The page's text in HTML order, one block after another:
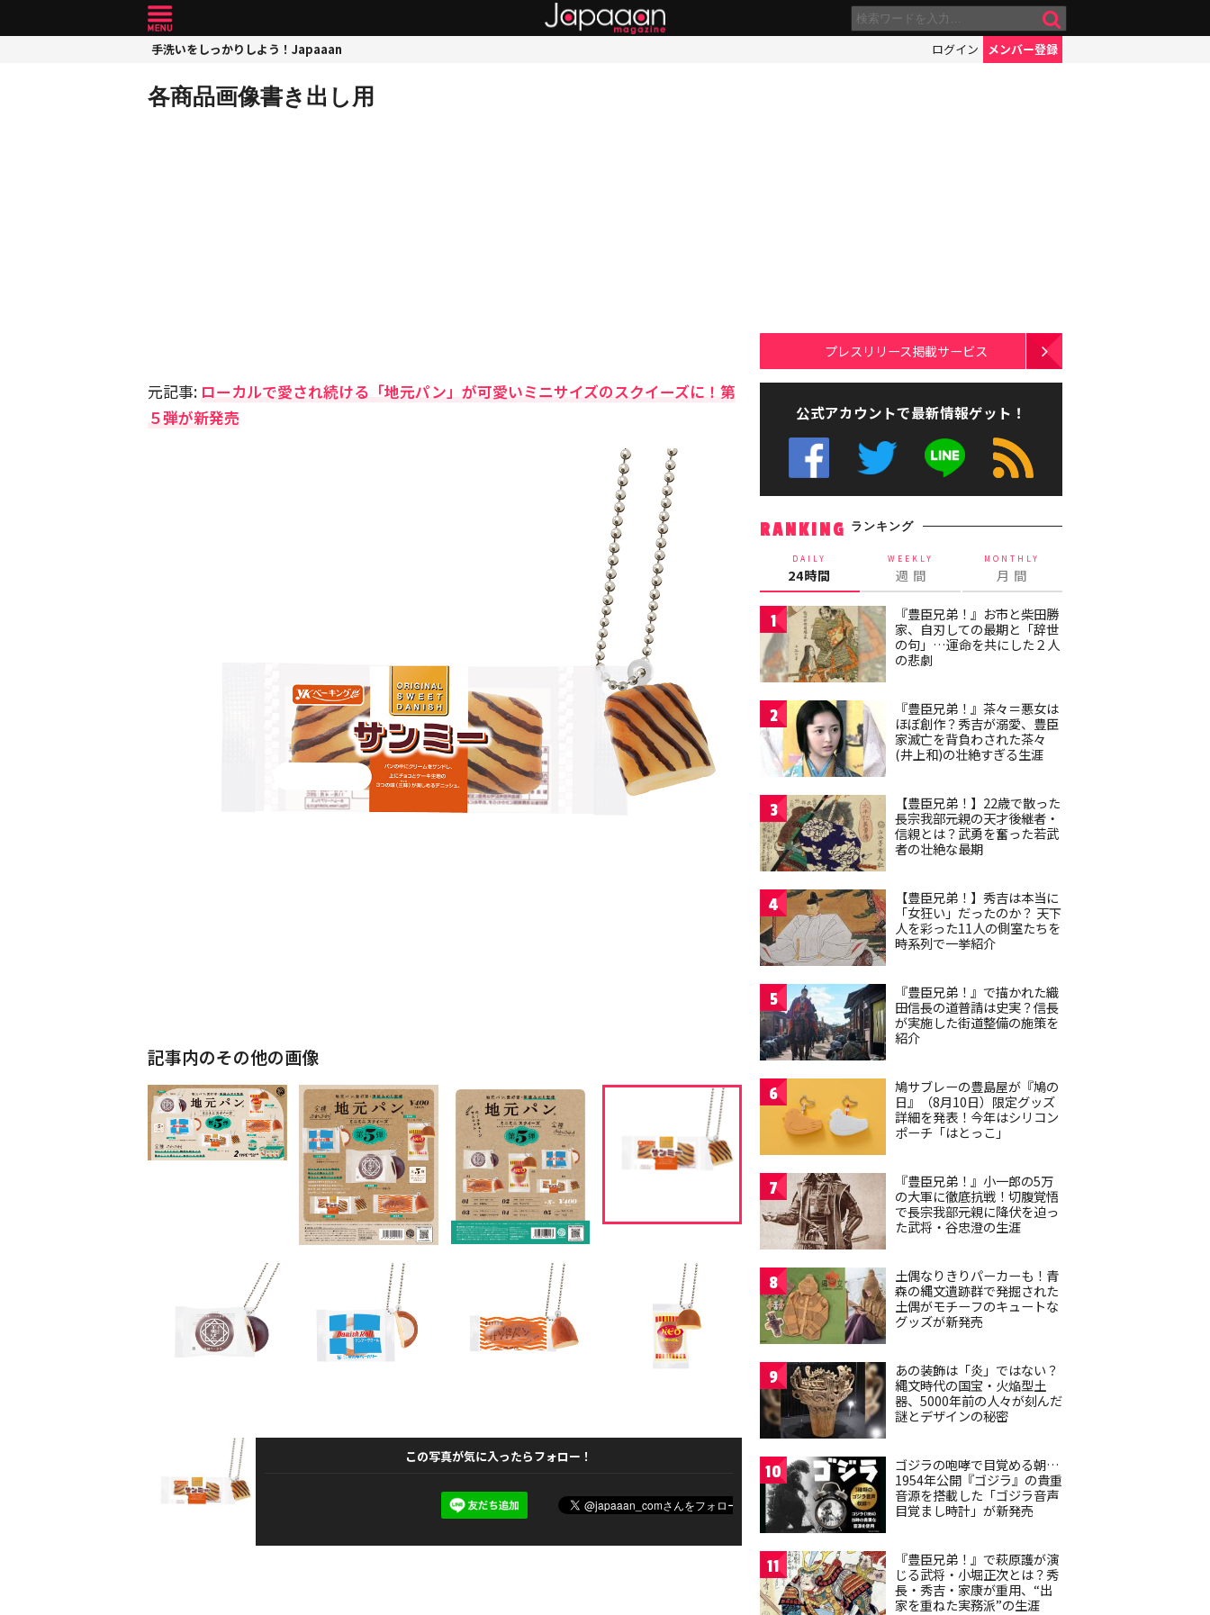
手洗いをしっかりしよう！Japaaan ログイン メンバー登録
各商品画像書き出し用
元記事: ローカルで愛され続ける「地元パン」が可愛いミニサイズのスクイーズに！第
５弾が新発売
記事内のその他の画像
この写真が気に入ったらフォロー！
プレスリリース掲載サービス
公式アカウントで最新情報ゲット！
RANKING ランキング
DAILY
24時間
WEEKLY
週 間
MONTHLY
月 間
1
『豊臣兄弟！』お市と柴田勝
家、自刃しての最期と「辞世
の句」…運命を共にした２人
の悲劇
2
『豊臣兄弟！』茶々＝悪女は
ほぼ創作？秀吉が溺愛、豊臣
家滅亡を背負わされた茶々
(井上和)の壮絶すぎる生涯
3
【豊臣兄弟！】22歳で散った
長宗我部元親の天才後継者・
信親とは？武勇を奮った若武
者の壮絶な最期
4
【豊臣兄弟！】秀吉は本当に
「女狂い」だったのか？ 天下
人を彩った11人の側室たちを
時系列で一挙紹介
5
『豊臣兄弟！』で描かれた織
田信長の道普請は史実？信長
が実施した街道整備の施策を
紹介
6
鳩サブレーの豊島屋が『鳩の
日』（8月10日）限定グッズ
詳細を発表！今年はシリコン
ポーチ「はとっこ」
7
『豊臣兄弟！』小一郎の5万
の大軍に徹底抗戦！切腹覚悟
で長宗我部元親に降伏を迫っ
た武将・谷忠澄の生涯
8
土偶なりきりパーカーも！青
森の縄文遺跡群で発掘された
土偶がモチーフのキュートな
グッズが新発売
9
あの装飾は「炎」ではない？
縄文時代の国宝・火焔型土
器、5000年前の人々が刻んだ
謎とデザインの秘密
10
ゴジラの咆哮で目覚める朝…
1954年公開『ゴジラ』の貴重
音源を搭載した「ゴジラ音声
目覚まし時計」が新発売
11
『豊臣兄弟！』で萩原護が演
じる武将・小堀正次とは？秀
長・秀吉・家康が重用、“出
家を重ねた実務派”の生涯